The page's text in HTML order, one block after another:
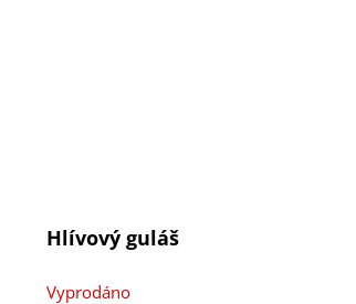
Hlívový guláš
Vyprodáno